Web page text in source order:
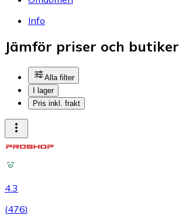
Info
Jämför priser och butiker
Alla filter
I lager
Pris inkl. frakt
4.3
(476)